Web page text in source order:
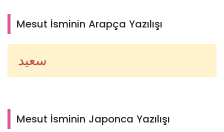
Mesut İsminin Arapça Yazılışı
سعيد
Mesut İsminin Japonca Yazılışı